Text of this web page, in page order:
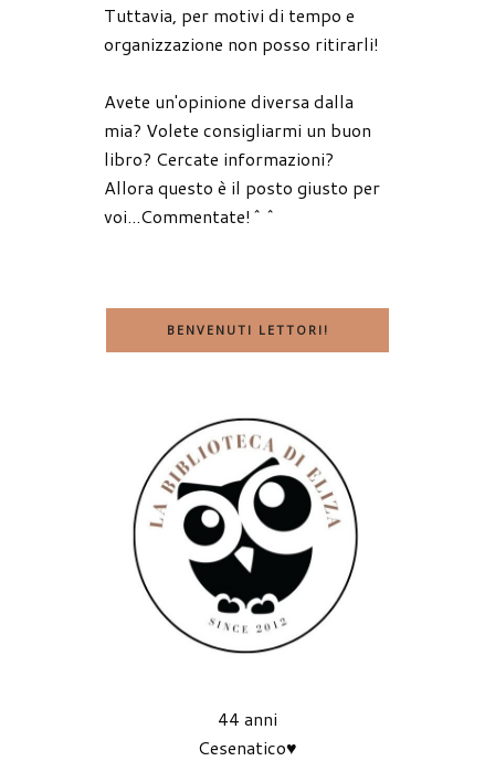
Tuttavia, per motivi di tempo e
organizzazione non posso ritirarli!
Avete un'opinione diversa dalla
mia? Volete consigliarmi un buon
libro? Cercate informazioni?
Allora questo è il posto giusto per
voi...Commentate!^^
BENVENUTI LETTORI!
44 anni
Cesenatico♥